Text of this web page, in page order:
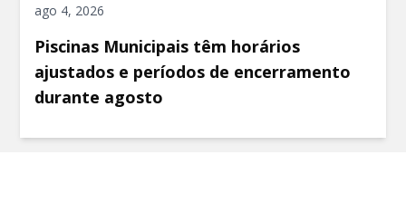
ago 4, 2026
Piscinas Municipais têm horários
ajustados e períodos de encerramento
durante agosto